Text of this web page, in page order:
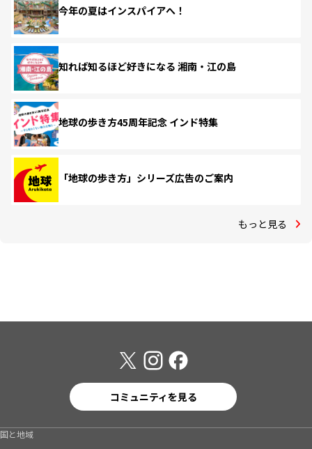
今年の夏はインスパイアへ！
知れば知るほど好きになる 湘南・江の島
地球の歩き方45周年記念 インド特集
「地球の歩き方」シリーズ広告のご案内
もっと見る
コミュニティを見る
国と地域